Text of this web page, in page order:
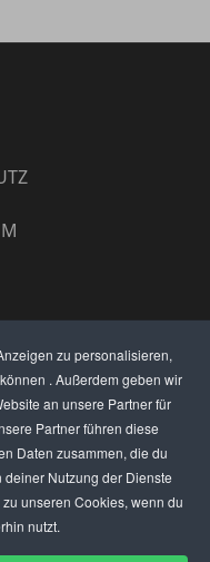
zu personalisieren,
. Außerdem geben wir
an unsere Partner für
Partner führen diese
Daten zusammen, die du
Nutzung der Dienste
unseren Cookies, wenn du
nutzt.